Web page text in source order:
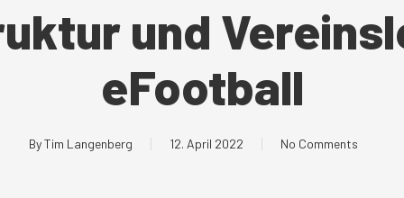
und
eFootball
By Tim Langenberg 12. April 2022 No Comments